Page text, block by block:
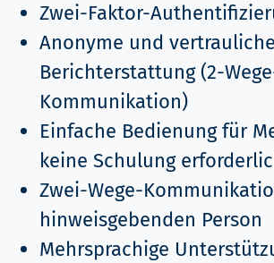
Zwei-Faktor-
Anonyme und vertrauliche
Berichterstattung (2-
Kommunikation)
Einfache Bedienung für
keine Schulung
Zwei-Wege-
hinweisgebenden Person
Mehrsprachige